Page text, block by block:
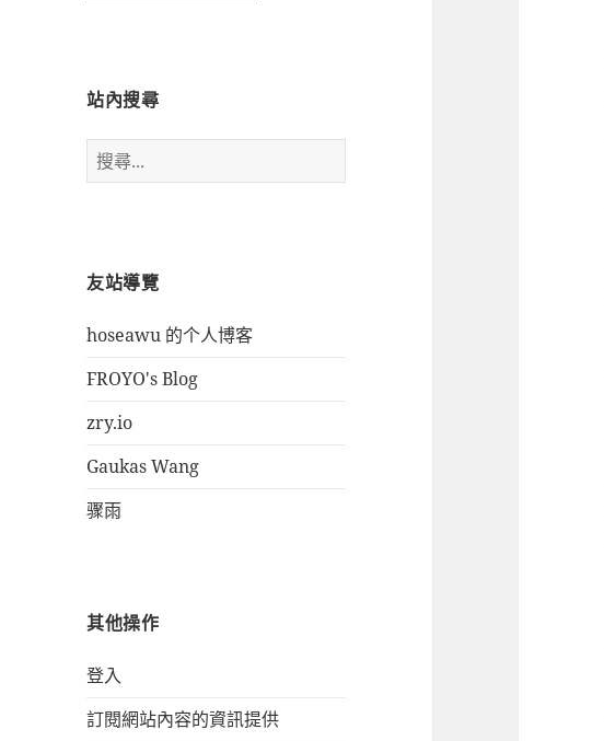
覽
站內搜尋
搜
尋
友站導覽
hoseawu 的个人博客
FROYO's Blog
zry.io
Gaukas Wang
骤雨
其他操作
登入
訂閱網站內容的資訊提供